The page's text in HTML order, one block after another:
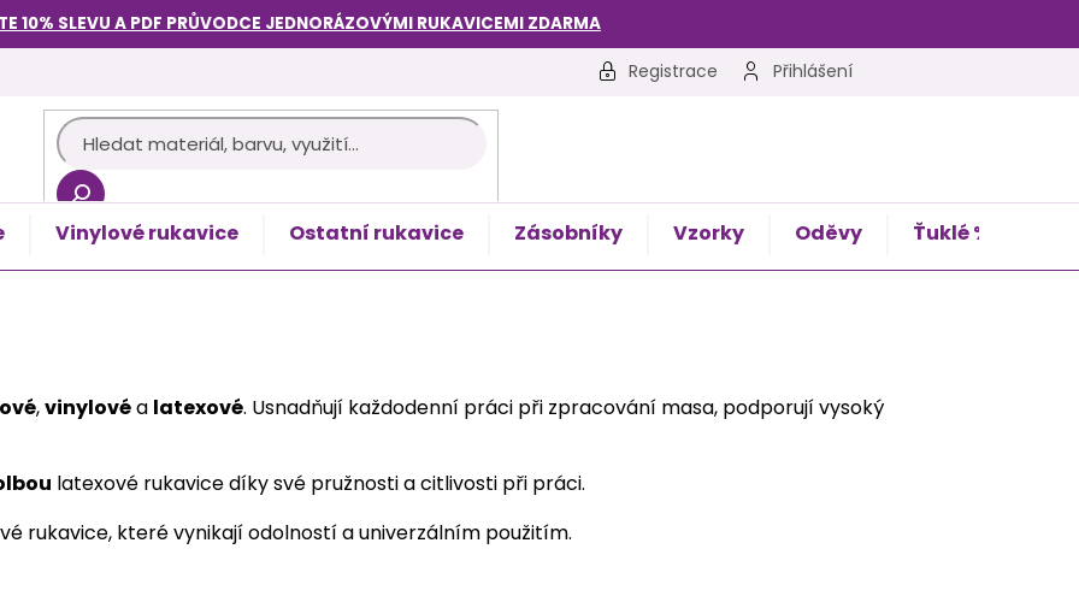
10% SLEVU A PDF PRŮVODCE JEDNORÁZOVÝMI RUKAVICEMI ZDARMA
Registrace Přihlášení
Vinylové rukavice Ostatní rukavice Zásobníky Vzorky Oděvy Ťuklé %
,vinylovéa latexové. Usnadňují každodenní práci při zpracování masa, podporují vysoký
latexové rukavice díky své pružnosti a citlivosti při práci.
rukavice, které vynikají odolností a univerzálním použitím.